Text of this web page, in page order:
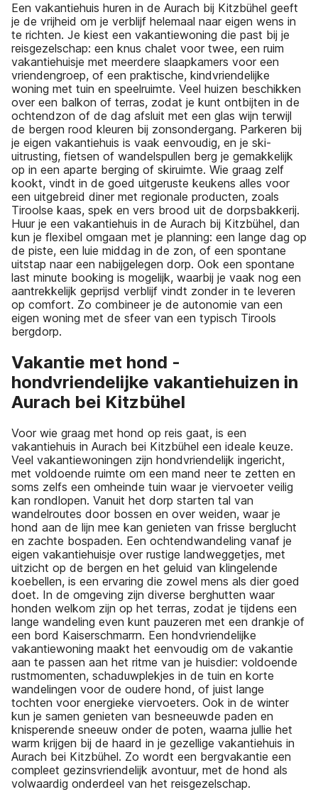
Een vakantiehuis huren in de Aurach bij Kitzbühel geeft
je de vrijheid om je verblijf helemaal naar eigen wens in
te richten. Je kiest een vakantiewoning die past bij je
reisgezelschap: een knus chalet voor twee, een ruim
vakantiehuisje met meerdere slaapkamers voor een
vriendengroep, of een praktische, kindvriendelijke
woning met tuin en speelruimte. Veel huizen beschikken
over een balkon of terras, zodat je kunt ontbijten in de
ochtendzon of de dag afsluit met een glas wijn terwijl
de bergen rood kleuren bij zonsondergang. Parkeren bij
je eigen vakantiehuis is vaak eenvoudig, en je ski-
uitrusting, fietsen of wandelspullen berg je gemakkelijk
op in een aparte berging of skiruimte. Wie graag zelf
kookt, vindt in de goed uitgeruste keukens alles voor
een uitgebreid diner met regionale producten, zoals
Tiroolse kaas, spek en vers brood uit de dorpsbakkerij.
Huur je een vakantiehuis in de Aurach bij Kitzbühel, dan
kun je flexibel omgaan met je planning: een lange dag op
de piste, een luie middag in de zon, of een spontane
uitstap naar een nabijgelegen dorp. Ook een spontane
last minute booking is mogelijk, waarbij je vaak nog een
aantrekkelijk geprijsd verblijf vindt zonder in te leveren
op comfort. Zo combineer je de autonomie van een
eigen woning met de sfeer van een typisch Tirools
bergdorp.
Vakantie met hond -
hondvriendelijke vakantiehuizen in
Aurach bei Kitzbühel
Voor wie graag met hond op reis gaat, is een
vakantiehuis in Aurach bei Kitzbühel een ideale keuze.
Veel vakantiewoningen zijn hondvriendelijk ingericht,
met voldoende ruimte om een mand neer te zetten en
soms zelfs een omheinde tuin waar je viervoeter veilig
kan rondlopen. Vanuit het dorp starten tal van
wandelroutes door bossen en over weiden, waar je
hond aan de lijn mee kan genieten van frisse berglucht
en zachte bospaden. Een ochtendwandeling vanaf je
eigen vakantiehuisje over rustige landweggetjes, met
uitzicht op de bergen en het geluid van klingelende
koebellen, is een ervaring die zowel mens als dier goed
doet. In de omgeving zijn diverse berghutten waar
honden welkom zijn op het terras, zodat je tijdens een
lange wandeling even kunt pauzeren met een drankje of
een bord Kaiserschmarrn. Een hondvriendelijke
vakantiewoning maakt het eenvoudig om de vakantie
aan te passen aan het ritme van je huisdier: voldoende
rustmomenten, schaduwplekjes in de tuin en korte
wandelingen voor de oudere hond, of juist lange
tochten voor energieke viervoeters. Ook in de winter
kun je samen genieten van besneeuwde paden en
knisperende sneeuw onder de poten, waarna jullie het
warm krijgen bij de haard in je gezellige vakantiehuis in
Aurach bei Kitzbühel. Zo wordt een bergvakantie een
compleet gezinsvriendelijk avontuur, met de hond als
volwaardig onderdeel van het reisgezelschap.